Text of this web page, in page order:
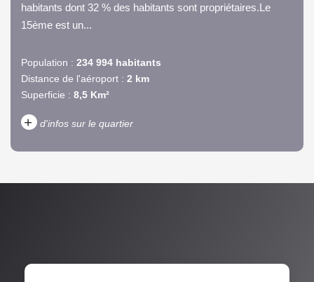
habitants dont 32 % des habitants sont propriétaires.Le
15ème est un...
Population : 234 994 habitants
Distance de l'aéroport : 2 km
Superficie : 8,5 Km²
+ d'infos sur le quartier